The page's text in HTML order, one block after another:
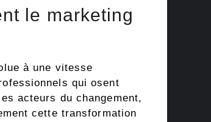
le marketing
à une vitesse
qui osent
acteurs du changement,
cette transformation